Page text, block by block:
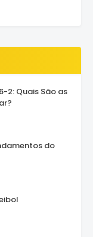
2: Quais São as
do